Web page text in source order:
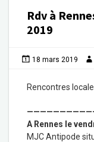
Rdv à
2019
18 mars 2019
Rencontres
A Rennes le
MJC Antipode